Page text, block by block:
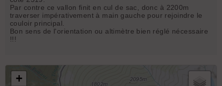
Par contre ce vallon finit en cul de sac, donc à 2200m
traverser impérativement à main gauche pour rejoindre le
couloir principal.
Bon sens de l'orientation ou altimètre bien réglé nécessaire
!!!
+